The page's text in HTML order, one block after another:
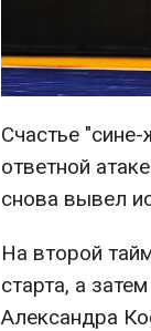
Счастье
ответной
снова вывел
На второй
старта, а
Александра